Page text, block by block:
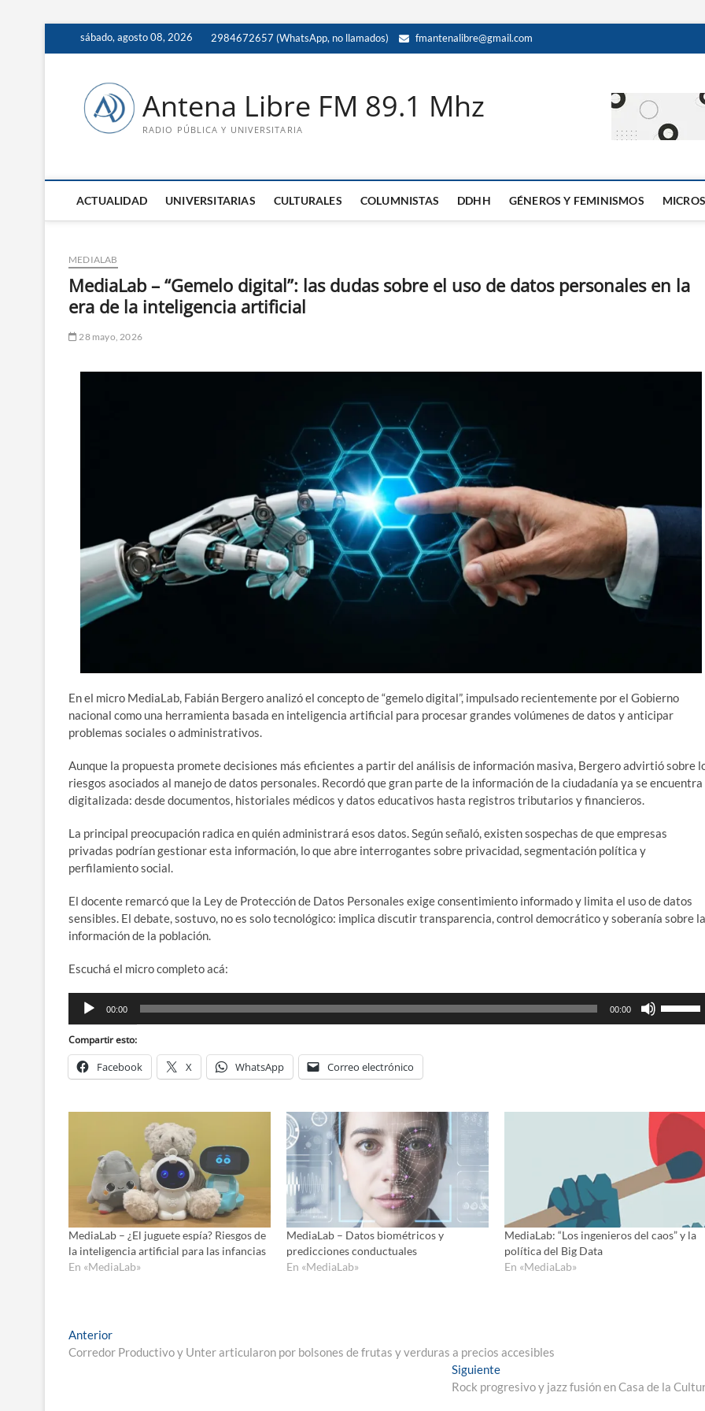
sábado, agosto 08, 2026 2984672657 (WhatsApp, no llamados) fmantenalibre@gmail.com
Antena Libre FM 89.1 Mhz
RADIO PÚBLICA Y UNIVERSITARIA
ACTUALIDAD UNIVERSITARIAS CULTURALES COLUMNISTAS DDHH GÉNEROS Y FEMINISMOS MICROS
MEDIALAB
MediaLab – “Gemelo digital”: las dudas sobre el uso de datos personales en la
era de la inteligencia artificial
28 mayo, 2026
En el micro MediaLab, Fabián Bergero analizó el concepto de “gemelo digital”, impulsado recientemente por el Gobierno
nacional como una herramienta basada en inteligencia artificial para procesar grandes volúmenes de datos y anticipar
problemas sociales o administrativos.
Aunque la propuesta promete decisiones más eficientes a partir del análisis de información masiva, Bergero advirtió sobre
riesgos asociados al manejo de datos personales. Recordó que gran parte de la información de la ciudadanía ya se encuentra
digitalizada: desde documentos, historiales médicos y datos educativos hasta registros tributarios y financieros.
La principal preocupación radica en quién administrará esos datos. Según señaló, existen sospechas de que empresas
privadas podrían gestionar esta información, lo que abre interrogantes sobre privacidad, segmentación política y
perfilamiento social.
El docente remarcó que la Ley de Protección de Datos Personales exige consentimiento informado y limita el uso de datos
sensibles. El debate, sostuvo, no es solo tecnológico: implica discutir transparencia, control democrático y soberanía sobre la
información de la población.
Escuchá el micro completo acá:
Reproductor
audio
00:00 00:00
aumentar
disminuir
el
Compartir esto:
Facebook X WhatsApp Correo electrónico
MediaLab – ¿El juguete espía? Riesgos de
la inteligencia artificial para las infancias
En «MediaLab»
MediaLab – Datos biométricos y
predicciones conductuales
En «MediaLab»
MediaLab: “Los ingenieros del caos” y la
política del Big Data
En «MediaLab»
Navegación
de
AnteriorEntrada
anterior:
Corredor Productivo y Unter articularon por bolsones de frutas y verduras a precios accesibles
SiguienteEntrada
siguiente:
Rock progresivo y jazz fusión en Casa de la